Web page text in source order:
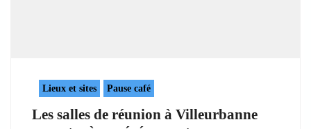
Lieux et sites Pause café
Les salles de réunion à Villeurbanne